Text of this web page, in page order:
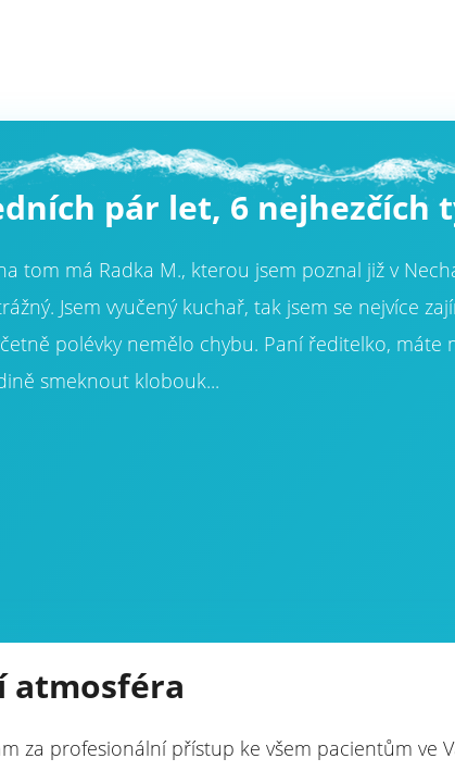
pár let, 6 nejhezčích
tom má Radka M., kterou jsem poznal již v
Jsem vyučený kuchař, tak jsem se nejvíce
polévky nemělo chybu. Paní ředitelko,
smeknout klobouk...
atmosféra
za profesionální přístup ke všem pacientům ve